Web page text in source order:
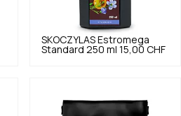
SKOCZYLAS Estromega
Standard 250 ml 15,00 CHF